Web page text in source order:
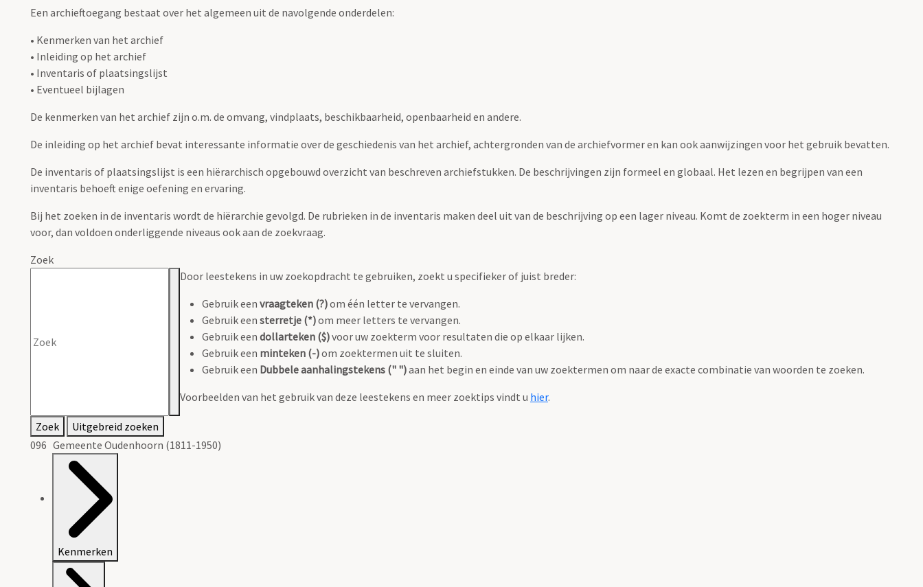
Een archieftoegang bestaat over het algemeen uit de navolgende onderdelen:
• Kenmerken van het archief
• Inleiding op het archief
• Inventaris of plaatsingslijst
• Eventueel bijlagen
De kenmerken van het archief zijn o.m. de omvang, vindplaats, beschikbaarheid, openbaarheid en andere.
De inleiding op het archief bevat interessante informatie over de geschiedenis van het archief, achtergronden van de archiefvormer en kan ook aanwijzingen voor het gebruik bevatten.
De inventaris of plaatsingslijst is een hiërarchisch opgebouwd overzicht van beschreven archiefstukken. De beschrijvingen zijn formeel en globaal. Het lezen en begrijpen van een
inventaris behoeft enige oefening en ervaring.
Bij het zoeken in de inventaris wordt de hiërarchie gevolgd. De rubrieken in de inventaris maken deel uit van de beschrijving op een lager niveau. Komt de zoekterm in een hoger niveau
voor, dan voldoen onderliggende niveaus ook aan de zoekvraag.
Zoek
Door leestekens in uw zoekopdracht te gebruiken, zoekt u specifieker of juist breder:
Gebruik een vraagteken (?)om één letter te vervangen.
Gebruik een sterretje (*)om meer letters te vervangen.
Gebruik een dollarteken ($)voor uw zoekterm voor resultaten die op elkaar lijken.
Gebruik een minteken (-)om zoektermen uit te sluiten.
Gebruik een Dubbele aanhalingstekens (" ")aan het begin en einde van uw zoektermen om naar de exacte combinatie van woorden te zoeken.
Voorbeelden van het gebruik van deze leestekens en meer zoektips vindt u hier.
Zoek
Uitgebreid zoeken
096 Gemeente Oudenhoorn (1811-1950)
Kenmerken